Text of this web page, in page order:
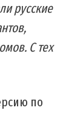
русские
С тех
по